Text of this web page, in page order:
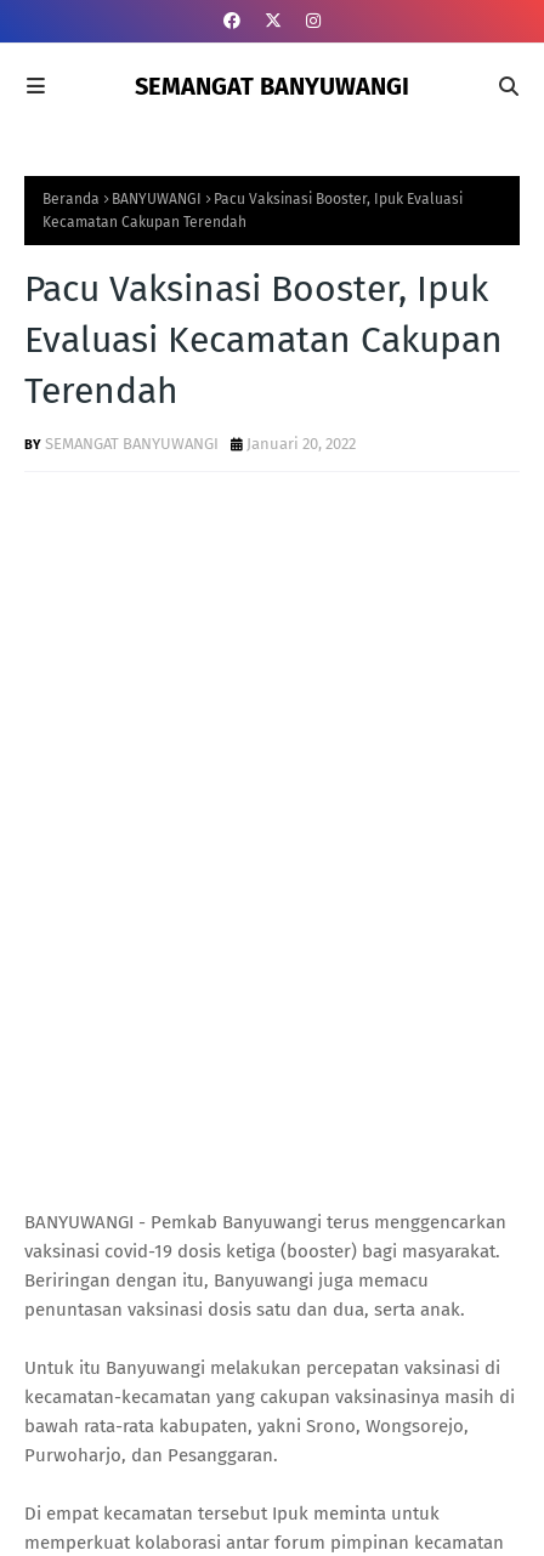
SEMANGAT BANYUWANGI
Beranda BANYUWANGI
Pacu Vaksinasi Booster, Ipuk Evaluasi
Kecamatan Cakupan Terendah
Pacu Vaksinasi Booster, Ipuk
Evaluasi Kecamatan Cakupan
Terendah
SEMANGAT BANYUWANGI Januari 20, 2022
BANYUWANGI - Pemkab Banyuwangi terus menggencarkan
vaksinasi covid-19 dosis ketiga (booster) bagi masyarakat.
Beriringan dengan itu, Banyuwangi juga memacu
penuntasan vaksinasi dosis satu dan dua, serta anak.
Untuk itu Banyuwangi melakukan percepatan vaksinasi di
kecamatan-kecamatan yang cakupan vaksinasinya masih di
bawah rata-rata kabupaten, yakni Srono, Wongsorejo,
Purwoharjo, dan Pesanggaran.
Di empat kecamatan tersebut Ipuk meminta untuk
memperkuat kolaborasi antar forum pimpinan kecamatan